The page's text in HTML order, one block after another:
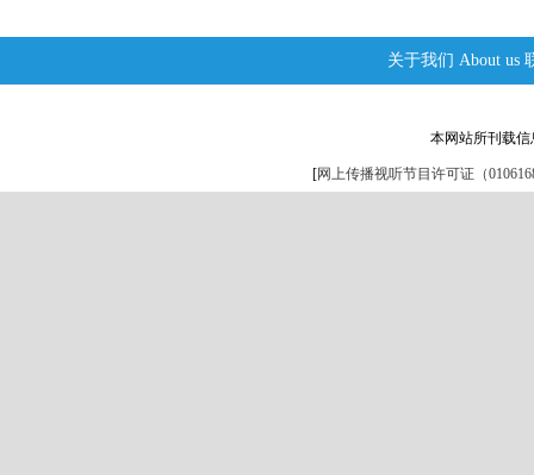
关于我们 About us
本网站所刊载
[网上传播视听节目许可证（